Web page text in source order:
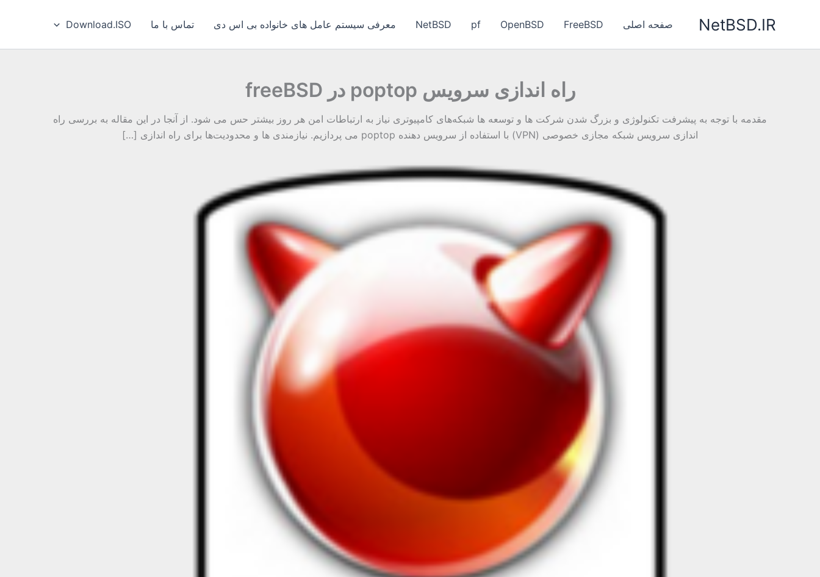
NetBSD.IR صفحه اصلی FreeBSD
OpenBSD
pf
NetBSD معرفی سیستم عامل های خانواده بی‌ اس‌ دی تماس با ما Download.ISO
راه اندازی سرویس poptop در freeBSD
مقدمه با توجه به پیشرفت تکنولوژی و بزرگ شدن شرکت ها و توسعه ها شبکه‌های کامپیوتری نیاز به ارتباطات امن هر روز بیشتر حس می شود. از آنجا در این مقاله به بررسی راه
اندازی سرویس شبکه مجازی خصوصی (VPN) با استفاده از سرویس دهنده poptop می پردازیم. نیازمندی ها و محدودیت‌ها برای راه اندازی […]